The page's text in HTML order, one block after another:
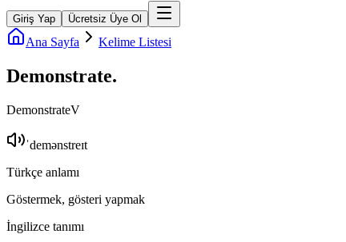
Giriş Yap Ücretsiz Üye Ol
Ana Sayfa Kelime Listesi
Demonstrate.
DemonstrateV
ˈdemənstreɪt
Türkçe anlamı
Göstermek, gösteri yapmak
İngilizce tanımı